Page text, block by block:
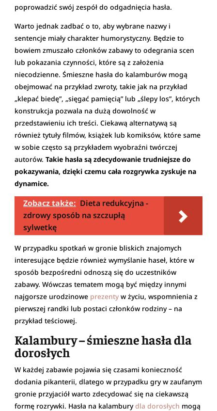
poprowadzić swój zespół do odgadnięcia hasła.
Warto jednak zadbać o to, aby wybrane nazwy i
sentencje miały charakter humorystyczny. Będzie to
bowiem zmuszało członków zabawy to odegrania scen
lub pokazania czynności, które są z założenia
niecodzienne. Śmieszne hasła do kalamburów mogą
obejmować na przykład zwroty, takie jak na przykład
„klepać biedę”, „sięgać pamięcią” lub „ślepy los”, których
konstrukcja pozwala na dużą dowolność w
przedstawieniu ich treści. Ciekawą alternatywą są
również tytuły filmów, książek lub komiksów, które same
w sobie często są przykładem wyobraźni twórczej
autorów. Takie hasła są zdecydowanie trudniejsze do
pokazywania, dzięki czemu cała rozgrywka zyskuje na
dynamice.
Zobacz także: Dieta redukcyjna -
zdrowy sposób na szczupłą
sylwetkę
W przypadku spotkań w gronie bliskich znajomych
interesujące będzie również wymyślanie haseł, które w
sposób bezpośredni odnoszą się do uczestników
zabawy. Wówczas tematem mogą być między innymi
najgorsze urodzinowe prezenty w życiu, wspomnienia z
pierwszej randki lub postaci członków rodziny – na
przykład teściowej.
Kalambury – śmieszne hasła dla
dorosłych
W każdej zabawie pojawia się czasami konieczność
dodania pikanterii, dlatego w przypadku gry w zaufanym
gronie przyjaciół warto zdecydować się na ciekawszą
formę rozrywki. Hasła na kalamburydla dorosłych mogą